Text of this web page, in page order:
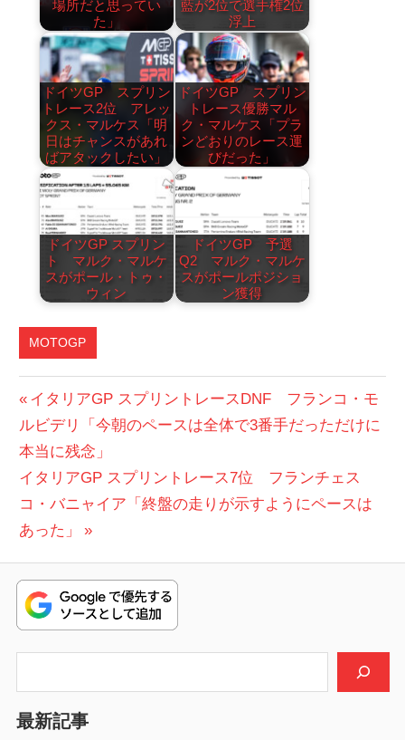
場所だと思ってい
た」
藍が2位で選手権2位
浮上
ドイツGP スプリン
トレース2位 アレッ
クス・マルケス「明
日はチャンスがあれ
ばアタックしたい」
ドイツGP スプリン
トレース優勝マル
ク・マルケス「プラ
ンどおりのレース運
びだった」
ドイツGP スプリン
ト マルク・マルケ
スがポール・トゥ・
ウィン
ドイツGP 予選
Q2 マルク・マルケ
スがポールポジショ
ン獲得
MOTOGP
投
稿
ナ
ビ
ゲ
ー
シ
ョ
ン
前
の
投
稿:
イタリアGP スプリントレースDNF フランコ・モ
ルビデリ「今朝のペースは全体で3番手だっただけに
本当に残念」
次
の
投
イタリアGP スプリントレース7位 フランチェス
コ・バニャイア「終盤の走りが示すようにペースは
あった」
最新記事